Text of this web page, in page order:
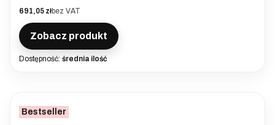
Cena
691,05 złbez VAT
Zobacz produkt
Dostępność: średnia ilość
Bestseller